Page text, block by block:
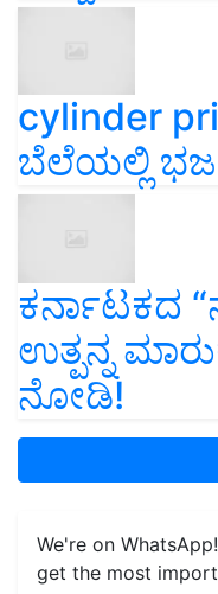
cylinder
ಬೆಲೆಯಲ್ಲಿ
ಕರ್ನಾಟಕದ
ಉತ್ಪನ್ನ
ನೋಡಿ!
We're on
get the most